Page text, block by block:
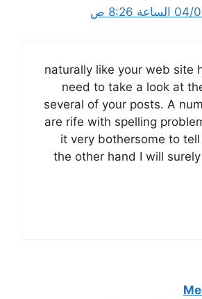
8:26 ص
naturally like your web site
need to take a look at
several of your posts. A
are rife with spelling
it very bothersome to
the other hand I will